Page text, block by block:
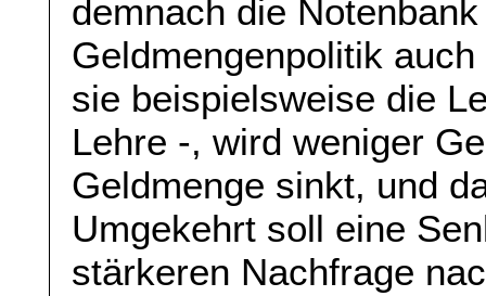
demnach die
Geldmengenpolitik
sie beispielsweise die
Lehre -, wird weniger
Geldmenge sinkt, und
Umgekehrt soll eine
stärkeren Nachfrage